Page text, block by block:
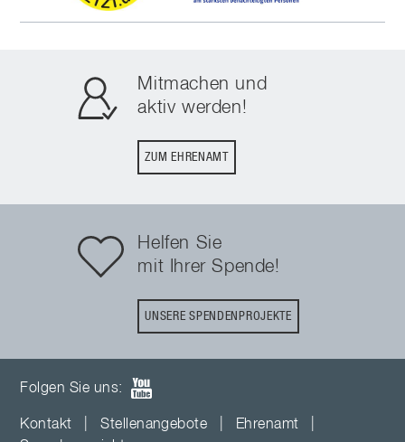
Mitmachen und
aktiv werden!
ZUM EHRENAMT
Helfen Sie
mit Ihrer Spende!
UNSERE SPENDENPROJEKTE
Folgen Sie uns:
Kontakt |Stellenangebote Ehrenamt